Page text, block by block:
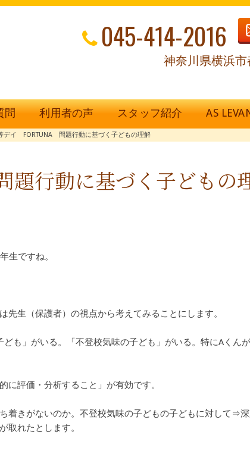
045-414-2016
神奈川県横浜
問 利用者の声 スタッフ紹介 AS
デイ FORTUNA 問題行動に基づく子どもの理解
行動に基づく子どもの
生ですね。
生（保護者）の視点から考えてみることにします。
も」がいる。「不登校気味の子ども」がいる。特にAくん
に評価・分析すること」が有効です。
着きがないのか。不登校気味の子どもの子どもに対して⇒
取れたとします。